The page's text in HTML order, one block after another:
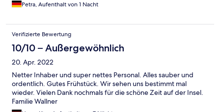
Petra, Aufenthalt von 1 Nacht
Verifizierte Bewertung
10/10 – Außergewöhnlich
20. Apr. 2022
Netter Inhaber und super nettes Personal. Alles sauber und
ordentlich. Gutes Frühstück. Wir sehen uns bestimmt mal
wieder. Vielen Dank nochmals für die schöne Zeit auf der Insel.
Familie Wallner